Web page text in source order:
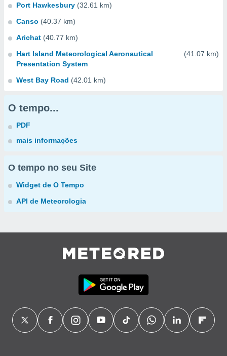
Port Hawkesbury (32.61 km)
Canso (40.37 km)
Arichat (40.77 km)
Hart Island Meteorological Aeronautical
Presentation System
(41.07 km)
West Bay Road (42.01 km)
O tempo...
PDF
mais informações
O tempo no seu Site
Widget de O Tempo
API de Meteorologia